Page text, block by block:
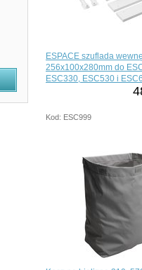
ESPACE szuflada
256x100x280mm do
ESC330, ESC530 i
Kod: ESC999